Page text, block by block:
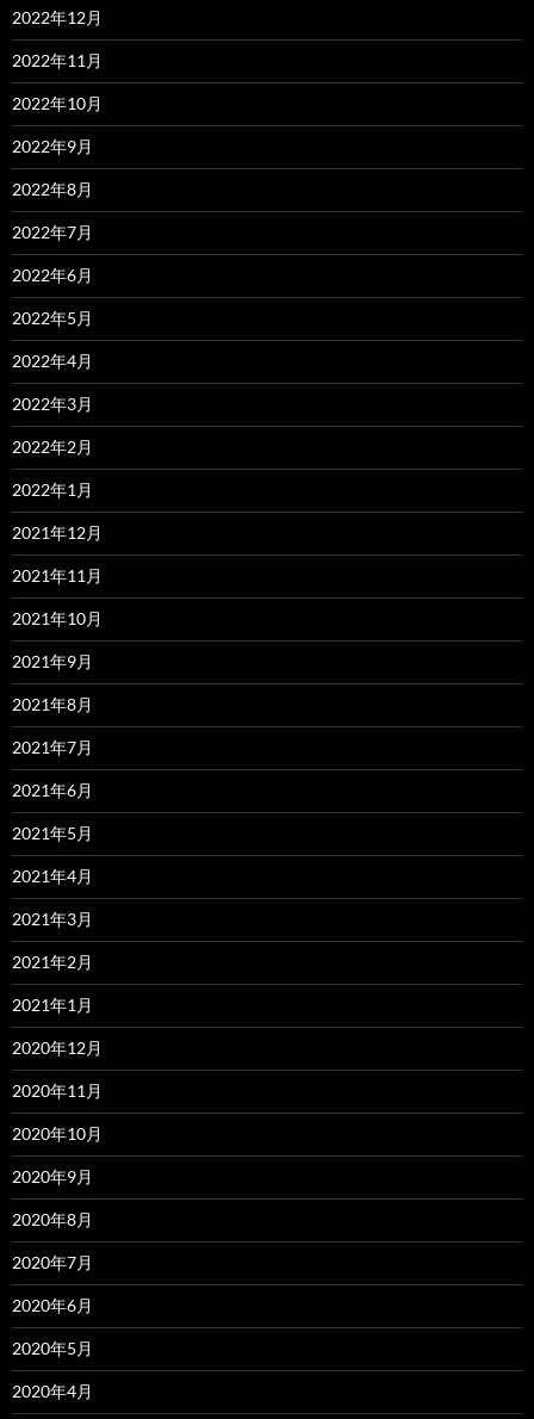
2022年12月
2022年11月
2022年10月
2022年9月
2022年8月
2022年7月
2022年6月
2022年5月
2022年4月
2022年3月
2022年2月
2022年1月
2021年12月
2021年11月
2021年10月
2021年9月
2021年8月
2021年7月
2021年6月
2021年5月
2021年4月
2021年3月
2021年2月
2021年1月
2020年12月
2020年11月
2020年10月
2020年9月
2020年8月
2020年7月
2020年6月
2020年5月
2020年4月